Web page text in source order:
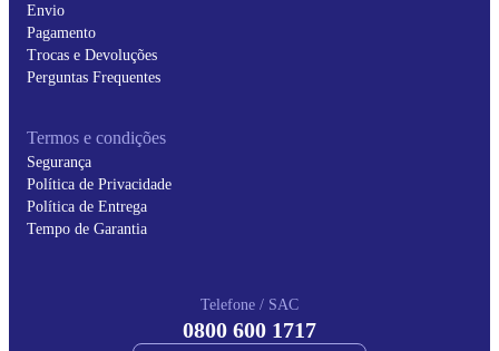
Envio
Pagamento
Trocas e Devoluções
Perguntas Frequentes
Termos e condições
Segurança
Política de Privacidade
Política de Entrega
Tempo de Garantia
Telefone / SAC
0800 600 1717